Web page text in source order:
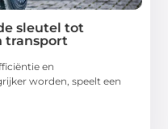
sleutel tot
transport
en
worden, speelt een